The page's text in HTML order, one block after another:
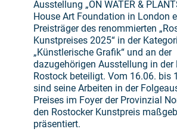
Ausstellung „ON WATER &
House Art Foundation in London
Preisträger des renommierten
Kunstpreises 2025“ in der
„Künstlerische Grafik“ und an der
dazugehörigen Ausstellung in der
Rostock beteiligt. Vom 16.06. bis
sind seine Arbeiten in der
Preises im Foyer der Provinzial
den Rostocker Kunstpreis
präsentiert.